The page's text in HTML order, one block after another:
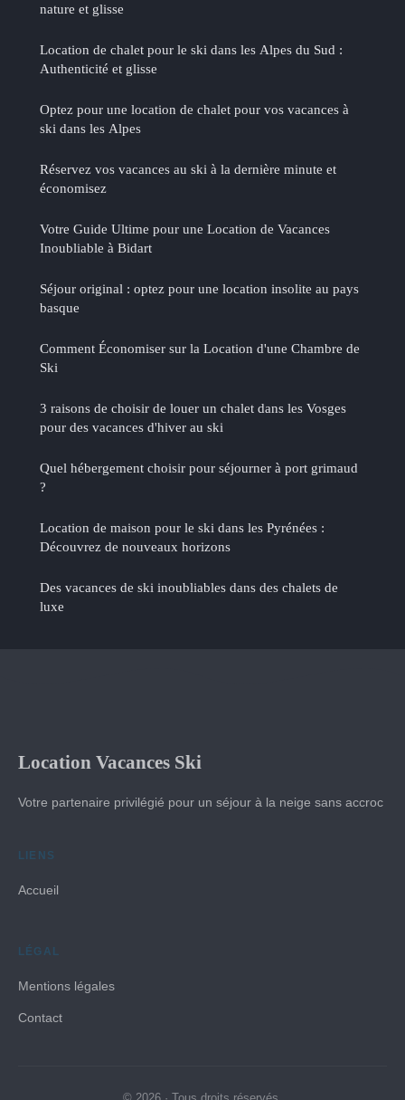
nature et glisse
Location de chalet pour le ski dans les Alpes du Sud :
Authenticité et glisse
Optez pour une location de chalet pour vos vacances à
ski dans les Alpes
Réservez vos vacances au ski à la dernière minute et
économisez
Votre Guide Ultime pour une Location de Vacances
Inoubliable à Bidart
Séjour original : optez pour une location insolite au pays
basque
Comment Économiser sur la Location d'une Chambre de
Ski
3 raisons de choisir de louer un chalet dans les Vosges
pour des vacances d'hiver au ski
Quel hébergement choisir pour séjourner à port grimaud
?
Location de maison pour le ski dans les Pyrénées :
Découvrez de nouveaux horizons
Des vacances de ski inoubliables dans des chalets de
luxe
Location Vacances Ski
Votre partenaire privilégié pour un séjour à la neige sans accroc
LIENS
Accueil
LÉGAL
Mentions légales
Contact